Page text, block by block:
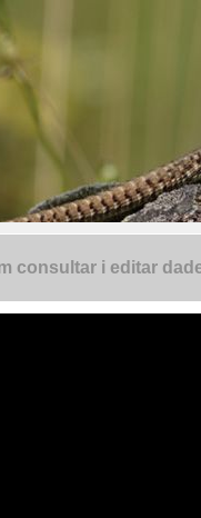
consultar i editar